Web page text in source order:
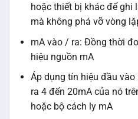
hoặc thiết bị khác để ghi
mà không phá vỡ vòng
mA vào / ra: Đồng thời
hiệu nguồn mA
Áp dụng tín hiệu đầu
ra 4 đến 20mA của nó
hoặc bộ cách ly mA